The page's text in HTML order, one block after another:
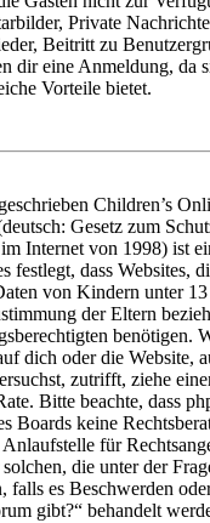
Private
Beitritt zu
dir eine Anmeldung, da
Vorteile bietet.
Children’s
Gesetz zum
Internet von 1998) ist
festlegt, dass Websites,
von Kindern unter 13
der Eltern
benötigen.
dich oder die Website,
zutrifft, ziehe
Bitte beachte, dass
Boards keine
für
die unter der
falls es Beschwerden
gibt?“ behandelt